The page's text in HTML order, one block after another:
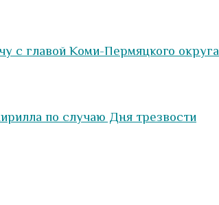
с главой Коми-Пермяцкого округа
по случаю Дня трезвости